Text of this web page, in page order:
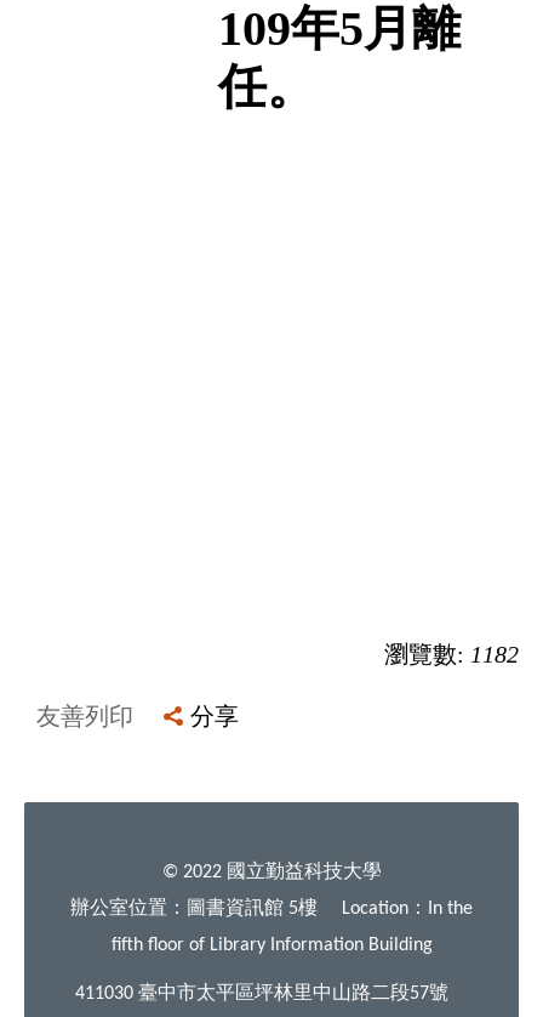
109年5月離
任。
瀏覽數: 1182
友善列印 分享
© 2022 國立勤益科技大學
辦公室位置：圖書資訊館 5樓 Location ： In the
fifth floor of Library Information Building
411030 臺中市太平區坪林里中山路二段57號